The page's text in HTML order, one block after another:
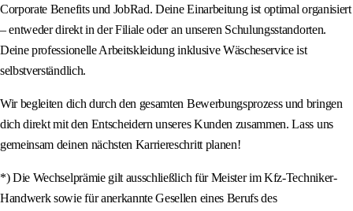
Corporate Benefits und JobRad. Deine Einarbeitung ist optimal organisiert
– entweder direkt in der Filiale oder an unseren Schulungsstandorten.
Deine professionelle Arbeitskleidung inklusive Wäscheservice ist
selbstverständlich.
Wir begleiten dich durch den gesamten Bewerbungsprozess und bringen
dich direkt mit den Entscheidern unseres Kunden zusammen. Lass uns
gemeinsam deinen nächsten Karriereschritt planen!
*) Die Wechselprämie gilt ausschließlich für Meister im Kfz-Techniker-
Handwerk sowie für anerkannte Gesellen eines Berufs des